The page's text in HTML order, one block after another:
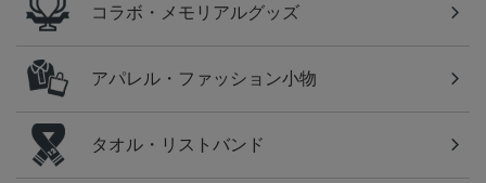
コラボ・メモリアルグッズ
アパレル・ファッション小物
タオル・リストバンド